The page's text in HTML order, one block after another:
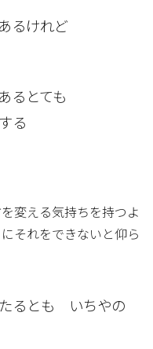
るけれど
るとても
る
変える気持ちを持つよ
それをできないと仰ら
たるとも いちやの